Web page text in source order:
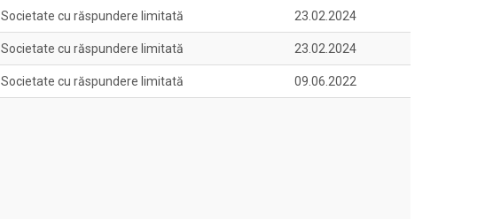
Societate cu răspundere limitată 23.02.2024
Societate cu răspundere limitată 23.02.2024
Societate cu răspundere limitată 09.06.2022